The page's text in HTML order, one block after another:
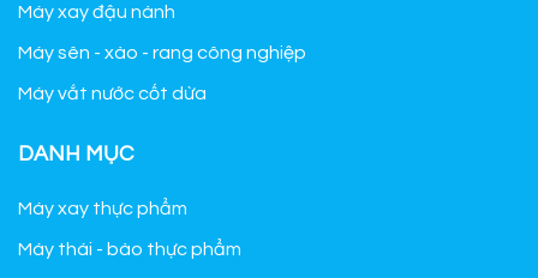
Máy xay đậu nành
Máy sên - xào - rang công nghiệp
Máy vắt nước cốt dừa
DANH MỤC
Máy xay thực phẩm
Máy thái - bào thực phẩm